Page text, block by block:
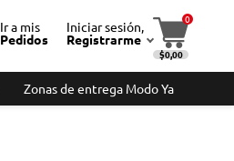
Ir a mis
Pedidos
Iniciar sesión,
Registrarme
0
$0,00
Zonas de entrega Modo Ya